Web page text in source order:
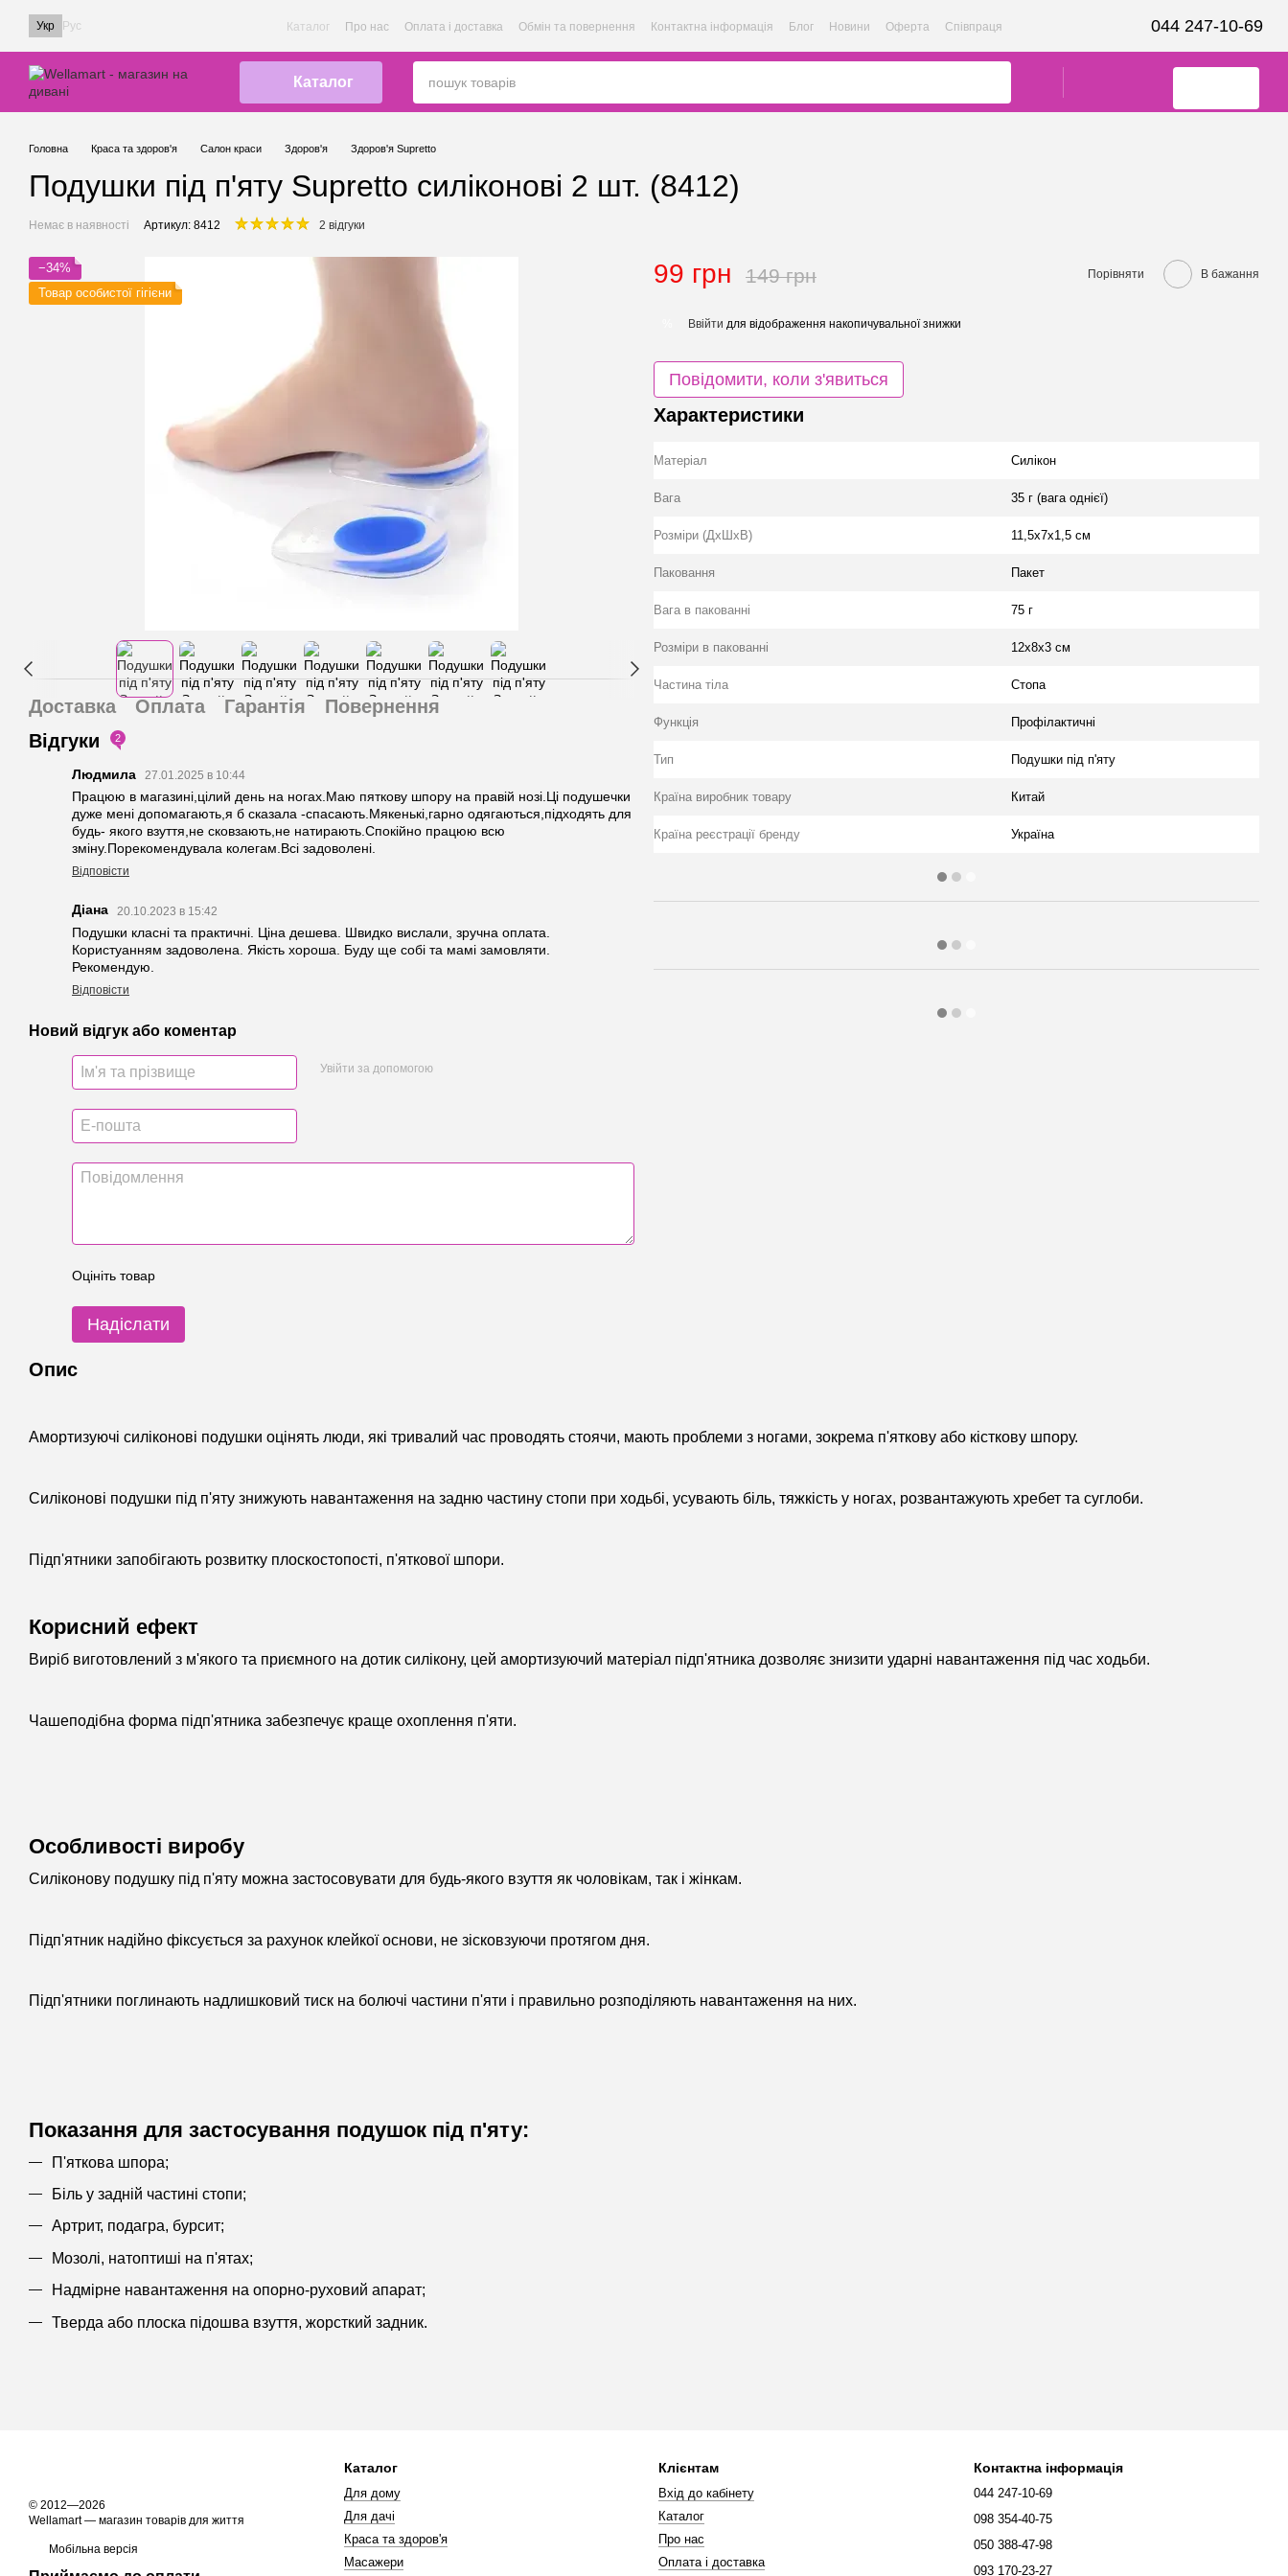
Перейти до основного контенту
Укр Рус Каталог Про нас Оплата і доставка Обмін та повернення Контактна інформація Блог Новини Оферта Співпраця 044 247-10-69
Каталог
Головна Краса та здоров'я Салон краси Здоров'я Здоров'я Supretto
Подушки під п'яту Supretto силіконові 2 шт. (8412)
Немає в наявності Артикул: 8412 2 відгуки
−34%
Товар особистої гігієни
Доставка Оплата Гарантія
Повернення
Відгуки
2
Людмила 27.01.2025 в 10:44
Працюю в магазині,цілий день на ногах.Маю пяткову шпору на правій нозі.Ці подушечки
дуже мені допомагають,я б сказала -спасають.Мякенькі,гарно одягаються,підходять для
будь- якого взуття,не сковзають,не натирають.Спокійно працюю всю
зміну.Порекомендувала колегам.Всі задоволені.
Відповісти
Діана 20.10.2023 в 15:42
Подушки класні та практичні. Ціна дешева. Швидко вислали, зручна оплата.
Користуанням задоволена. Якість хороша. Буду ще собі та мамі замовляти.
Рекомендую.
Відповісти
Новий відгук або коментар
Увійти за допомогою
Оцініть товар
Надіслати
99 грн 149 грн Порівняти В бажання
Ввійти для відображення накопичувальної знижки
Повідомити, коли з'явиться
Характеристики
Матеріал Силікон
Вага 35 г (вага однієї)
Розміри (ДхШхВ) 11,5х7х1,5 см
Паковання Пакет
Вага в пакованні 75 г
Розміри в пакованні 12х8х3 см
Частина тіла Стопа
Функція Профілактичні
Тип Подушки під п'яту
Країна виробник товару Китай
Країна реєстрації бренду Україна
Опис
Амортизуючі силіконові подушки оцінять люди, які тривалий час проводять стоячи, мають проблеми з ногами, зокрема п'яткову або кісткову шпору.
Силіконові подушки під п'яту знижують навантаження на задню частину стопи при ходьбі, усувають біль, тяжкість у ногах, розвантажують хребет та суглоби.
Підп'ятники запобігають розвитку плоскостопості, п'яткової шпори.
Корисний ефект
Виріб виготовлений з м'якого та приємного на дотик силікону, цей амортизуючий матеріал підп'ятника дозволяє знизити ударні навантаження під час ходьби.
Чашеподібна форма підп'ятника забезпечує краще охоплення п'яти.
Особливості виробу
Силіконову подушку під п'яту можна застосовувати для будь-якого взуття як чоловікам, так і жінкам.
Підп'ятник надійно фіксується за рахунок клейкої основи, не зісковзуючи протягом дня.
Підп'ятники поглинають надлишковий тиск на болючі частини п'яти і правильно розподіляють навантаження на них.
Показання для застосування подушок під п'яту:
​​​​П'яткова шпора;
Біль у задній частині стопи;
Артрит, подагра, бурсит;
Мозолі, натоптиші на п'ятах;
Надмірне навантаження на опорно-руховий апарат;
Тверда або плоска підошва взуття, жорсткий задник.
© 2012—2026
Wellamart — магазин товарів для життя
Мобільна версія
Каталог
Для дому
Для дачі
Краса та здоров'я
Масажери
Клієнтам
Вхід до кабінету
Каталог
Про нас
Оплата і доставка
Контактна інформація
044 247-10-69
098 354-40-75
050 388-47-98
093 170-23-27